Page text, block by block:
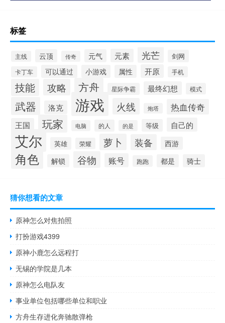
标签
主线 云顶 传奇 元气 元素 光芒 剑网
卡丁车 可以通过 小游戏 属性 开原 手机
技能 攻略 方舟 星际争霸 最终幻想 模式
武器 洛克 游戏 火线 炮塔 热血传奇
王国 玩家 电脑 的人 的是 等级 自己的
艾尔 英雄 荣耀 萝卜 装备 西游
角色 解锁 谷物 账号 跑跑 都是 骑士
猜你想看的文章
原神怎么对焦拍照
打扮游戏4399
原神小鹿怎么远程打
无锡的学院是几本
原神怎么电队友
事业单位包括哪些单位和职业
方舟生存进化奔驰散弹枪